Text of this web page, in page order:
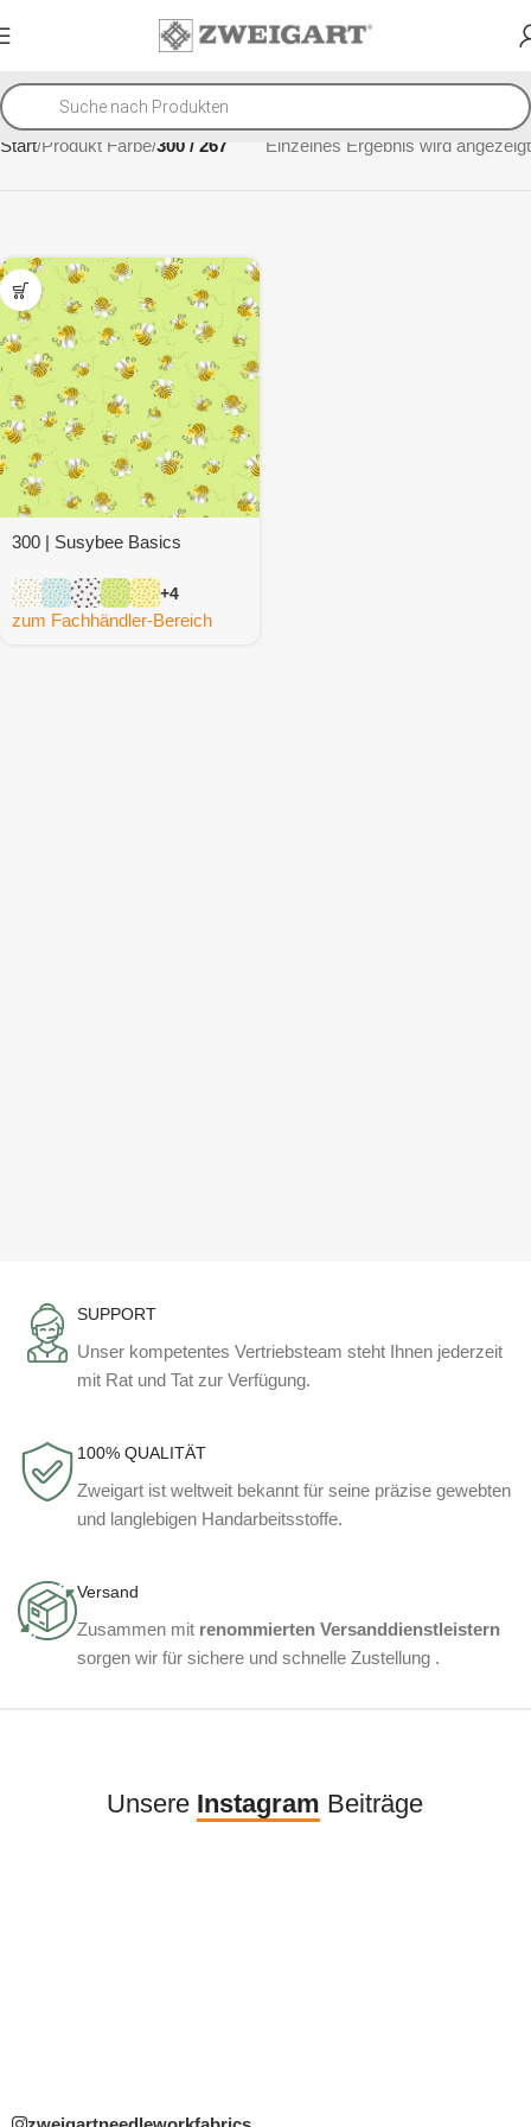
Start Produkt Farbe 300 / 267 Einzelnes Ergebnis wird angezeigt
300 | Susybee Basics
+4
zum Fachhändler-Bereich
SUPPORT
Unser kompetentes Vertriebsteam steht Ihnen jederzeit
mit Rat und Tat zur Verfügung.
100% QUALITÄT
Zweigart ist weltweit bekannt für seine präzise gewebten
und langlebigen Handarbeitsstoffe.
Versand
Zusammen mit renommierten Versanddienstleistern
sorgen wir für sichere und schnelle Zustellung .
Unsere Instagram Beiträge